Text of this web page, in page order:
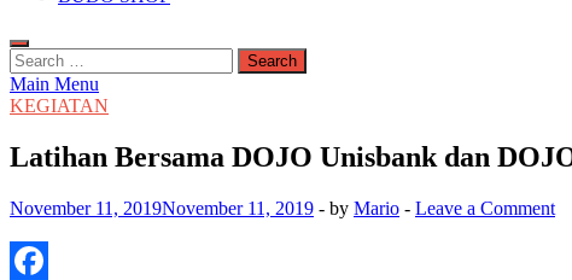
Search
for:
Main Menu
KEGIATAN
Latihan Bersama DOJO Unisbank dan
November 11, 2019November 11, 2019 - by Mario - Leave a Comment